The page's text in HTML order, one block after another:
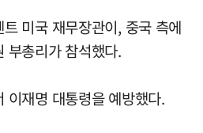
미국 재무장관이, 중국 측에
부총리가 참석했다.
이재명 대통령을 예방했다.